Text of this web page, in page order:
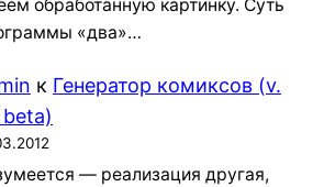
обработанную картинку. Суть
«два»…
к Генератор комиксов (v.
beta)
— реализация другая,